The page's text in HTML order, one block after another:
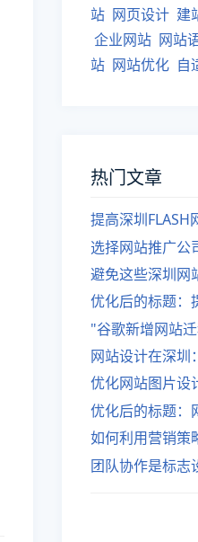
站 网页设计 建
企业网站 网站
站 网站优化 自
热门文章
"谷歌新增网站